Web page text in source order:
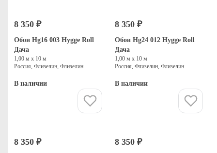
8 350 ₽
Обои Hg16 003 Hygge Roll
Дача
1,00 м х 10 м
Россия, Флизелин, Флизелин
В наличии
8 350 ₽
Обои Hg24 012 Hygge Roll
Дача
1,00 м х 10 м
Россия, Флизелин, Флизелин
В наличии
8 350 ₽ 8 350 ₽